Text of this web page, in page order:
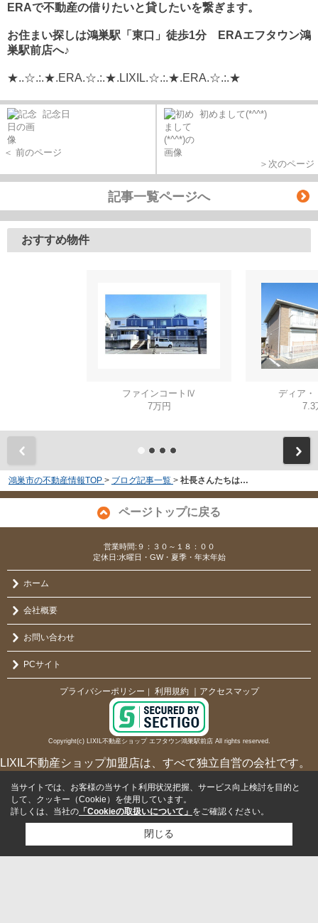
ERAで不動産の借りたいと貸したいを繋ぎます。
お住まい探しは鴻巣駅「東口」徒歩1分 ERAエフタウン鴻
巣駅前店へ♪
★..☆.:.★.ERA.☆.:.★.LIXIL.☆.:.★.ERA.☆.:.★
記念日
＜ 前のページ
初めまして(*^^*)
＞次のページ
記事一覧ページへ
おすすめ物件
ファインコートⅣ
7万円
ディア・
7.3
鴻巣市の不動産情報TOP > ブログ記事一覧 > 社長さんたちは…
ページトップに戻る
営業時間:９：３０～１８：００
定休日:水曜日・GW・夏季・年末年始
ホーム
会社概要
お問い合わせ
PCサイト
プライバシーポリシー ｜ 利用規約 ｜アクセスマップ
Copyright(c) LIXIL不動産ショップ エフタウン鴻巣駅前店 All rights reserved.
LIXIL不動産ショップ加盟店は、すべて独立自営の会社です。
当サイトでは、お客様の当サイト利用状況把握、サービス向上検討を目的と
して、クッキー（Cookie）を使用しています。
詳しくは、当社の 「Cookieの取扱いについて」 をご確認ください。
閉じる